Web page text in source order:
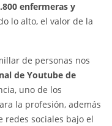
enfermeras y
lo alto, el valor de la
de personas nos
de Youtube de
uno de los
la profesión, además
sociales bajo el